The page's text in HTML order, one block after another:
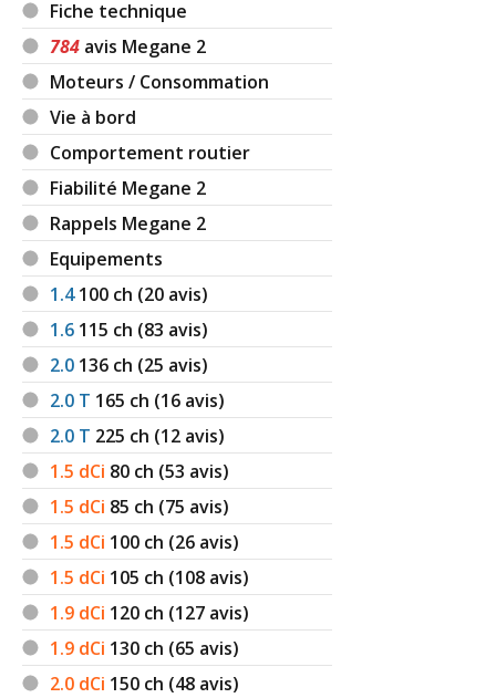
Fiche technique
784 avis Megane 2
Moteurs / Consommation
Vie à bord
Comportement routier
Fiabilité Megane 2
Rappels Megane 2
Equipements
1.4100 ch (20 avis)
1.6 115 ch (83 avis)
2.0 136 ch (25 avis)
2.0 T 165 ch (16 avis)
2.0 T 225 ch (12 avis)
1.5 dCi 80 ch (53 avis)
1.5 dCi 85 ch (75 avis)
1.5 dCi 100 ch (26 avis)
1.5 dCi 105 ch (108 avis)
1.9 dCi 120 ch (127 avis)
1.9 dCi 130 ch (65 avis)
2.0 dCi 150 ch (48 avis)